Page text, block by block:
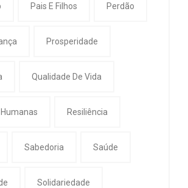
Pais E Filhos Perdão
Prosperidade
Qualidade De Vida
Resiliência
Sabedoria Saúde
Solidariedade